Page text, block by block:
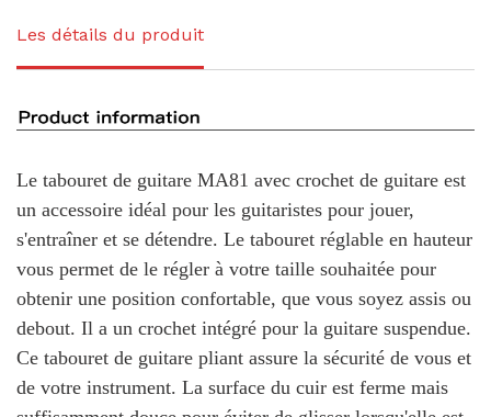
Les détails du produit